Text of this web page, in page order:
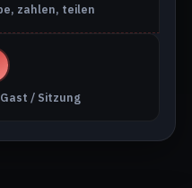
zahlen, teilen
/ Sitzung